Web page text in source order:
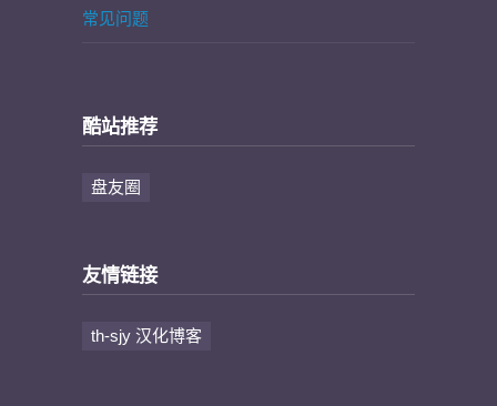
常见问题
酷站推荐
盘友圈
友情链接
th-sjy 汉化博客